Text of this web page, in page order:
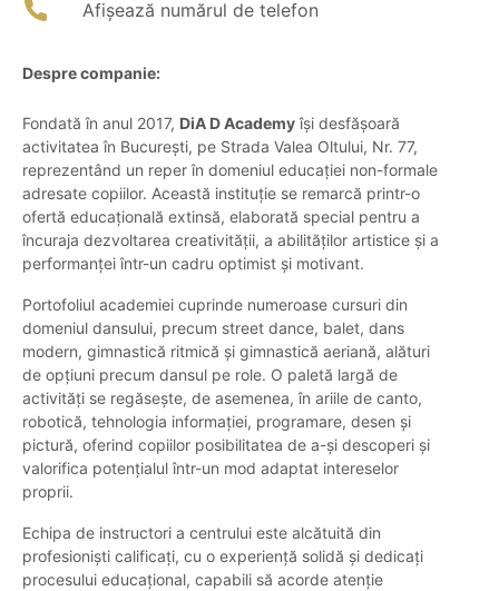
Afișează numărul de telefon
Despre companie:
Fondată în anul 2017, DiA D Academyîși desfășoară
activitatea în București, pe Strada Valea Oltului, Nr. 77,
reprezentând un reper în domeniul educației non-formale
adresate copiilor. Această instituție se remarcă printr-o
ofertă educațională extinsă, elaborată special pentru a
încuraja dezvoltarea creativității, a abilităților artistice și a
performanței într-un cadru optimist și motivant.
Portofoliul academiei cuprinde numeroase cursuri din
domeniul dansului, precum street dance, balet, dans
modern, gimnastică ritmică și gimnastică aeriană, alături
de opțiuni precum dansul pe role. O paletă largă de
activități se regăsește, de asemenea, în ariile de canto,
robotică, tehnologia informației, programare, desen și
pictură, oferind copiilor posibilitatea de a-și descoperi și
valorifica potențialul într-un mod adaptat intereselor
proprii.
Echipa de instructori a centrului este alcătuită din
profesioniști calificați, cu o experiență solidă și dedicați
procesului educațional, capabili să acorde atenție